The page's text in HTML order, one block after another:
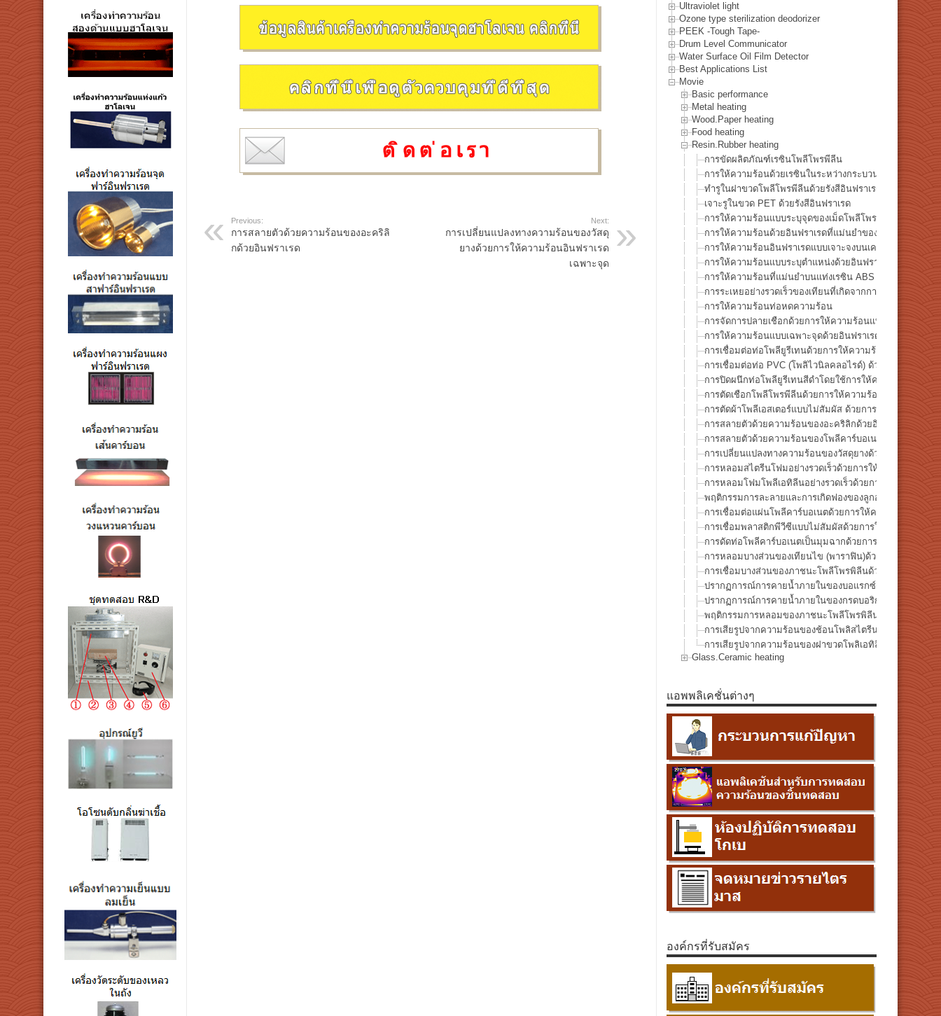
Previous:
การสลายตัวด้วยความร้อนของอะคริลิ
กด้วยอินฟราเรด
Next:
การเปลี่ยนแปลงทางความร้อนของวัสดุ
ยางด้วยการให้ความร้อนอินฟราเรด
เฉพาะจุด
Ultraviolet light
Ozone type sterilization deodorizer
PEEK -Tough Tape-
Drum Level Communicator
Water Surface Oil Film Detector
Best Applications List
Movie
Basic performance
Metal heating
Wood.Paper heating
Food heating
Resin.Rubber heating
การขัดผลิตภัณฑ์เรซินโพลีโพรพีลีน
การให้ความร้อนด้วยเรซินในระหว่างกระบวนการยิงกาวด้วย
ทำรูในฝาขวดโพลีโพรพีลีนด้วยรังสีอินฟราเรด
เจาะรูในขวด PET ด้วยรังสีอินฟราเรด
การให้ความร้อนแบบระบุจุดของเม็ดโพลีโพรพีลีน
การให้ความร้อนด้วยอินฟราเรดที่แม่นยำของเคสโพลีสไตรีน
การให้ความร้อนอินฟราเรดแบบเจาะจงบนเคสโพลีเอทิลีนสีดำ
การให้ความร้อนแบบระบุตำแหน่งด้วยอินฟราเรดบนฟองน้ำโ
การให้ความร้อนที่แม่นยำบนแท่งเรซิน ABS
การระเหยอย่างรวดเร็วของเทียนที่เกิดจากการให้ความร้อนจ
การให้ความร้อนท่อหดความร้อน
การจัดการปลายเชือกด้วยการให้ความร้อนแบบเฉพาะจุดด้วย
การให้ความร้อนแบบเฉพาะจุดด้วยอินฟราเรดและการหลอม
การเชื่อมต่อท่อโพลียูรีเทนด้วยการให้ความร้อนเฉพาะจุดด้ว
การเชื่อมต่อท่อ PVC (โพลิไวนิลคลอไรด์) ด้วยการให้ความร้
การปิดผนึกท่อโพลียูรีเทนสีดำโดยใช้การให้ความร้อนเฉพาะ
การตัดเชือกโพลีโพรพีลีนด้วยการให้ความร้อนเฉพาะจุดด้วย
การตัดผ้าโพลีเอสเตอร์แบบไม่สัมผัส ด้วยการให้ความร้อนเฉ
การสลายตัวด้วยความร้อนของอะคริลิกด้วยอินฟราเรด
การสลายตัวด้วยความร้อนของโพลีคาร์บอเนตด้วยอินฟราเรด
การเปลี่ยนแปลงทางความร้อนของวัสดุยางด้วยการให้ความ
การหลอมสไตรีนโฟมอย่างรวดเร็วด้วยการให้ความร้อนอินฟร
การหลอมโฟมโพลีเอทิลีนอย่างรวดเร็วด้วยการให้ความร้อนอิ
พฤติกรรมการละลายและการเกิดฟองของลูกอมแข็งภายใต้ก
การเชื่อมต่อแผ่นโพลีคาร์บอเนตด้วยการให้ความร้อนเฉพาะ
การเชื่อมพลาสติกพีวีซีแบบไม่สัมผัสด้วยการให้ความร้อนเฉพ
การดัดท่อโพลีคาร์บอเนตเป็นมุมฉากด้วยการให้ความร้อนเฉ
การหลอมบางส่วนของเทียนไข (พาราฟิน)ด้วยการให้ความร้
การเชื่อมบางส่วนของภาชนะโพลีโพรพิลีนด้วยการให้ความร้
ปรากฏการณ์การคายน้ำภายในของบอแรกซ์ด้วยการให้ควา
ปรากฏการณ์การคายน้ำภายในของกรดบอริกด้วยการให้ควา
พฤติกรรมการหลอมของภาชนะโพลีโพรพิลีน (PP) จากการ
การเสียรูปจากความร้อนของช้อนโพลิสไตรีนด้วยการให้ควา
การเสียรูปจากความร้อนของฝาขวดโพลิเอทิลีนด้วยการให้ค
Glass.Ceramic heating
แอพพลิเคชั่นต่างๆ
องค์กรที่รับสมัคร